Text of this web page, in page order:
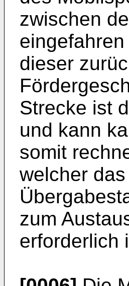
zwischen
dieser
Strecke ist
und kann
somit
welcher
zum
erforderlich